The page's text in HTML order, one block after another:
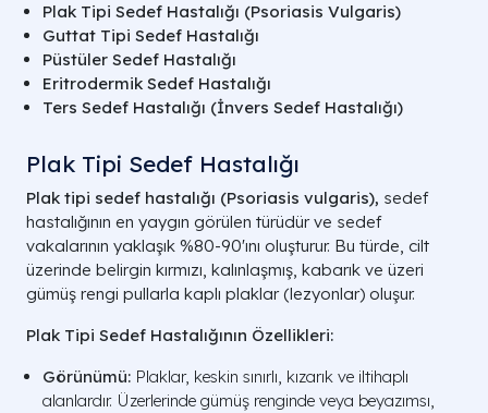
Plak Tipi Sedef Hastalığı (Psoriasis Vulgaris)
Guttat Tipi Sedef Hastalığı
Püstüler Sedef Hastalığı
Eritrodermik Sedef Hastalığı
Ters Sedef Hastalığı (İnvers Sedef Hastalığı)
Plak Tipi Sedef Hastalığı
Plak tipi sedef hastalığı (Psoriasis vulgaris), sedef
hastalığının en yaygın görülen türüdür ve sedef
vakalarının yaklaşık %80-90'ını oluşturur. Bu türde, cilt
üzerinde belirgin kırmızı, kalınlaşmış, kabarık ve üzeri
gümüş rengi pullarla kaplı plaklar (lezyonlar) oluşur.
Plak Tipi Sedef Hastalığının Özellikleri:
Görünümü: Plaklar, keskin sınırlı, kızarık ve iltihaplı
alanlardır. Üzerlerinde gümüş renginde veya beyazımsı,